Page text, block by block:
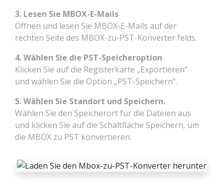
3. Lesen Sie MBOX-E-Mails
Öffnen und lesen Sie MBOX-E-Mails auf der
rechten Seite des MBOX-zu-PST-Konverter felds.
4. Wählen Sie die PST-Speicheroption
Klicken Sie auf die Registerkarte „Exportieren“
und wählen Sie die Option „PST-Speichern“.
5. Wählen Sie Standort und Speichern.
Wählen Sie den Speicherort für die Dateien aus
und klicken Sie auf die Schaltfläche Speichern, um
die MBOX zu PST konvertieren.